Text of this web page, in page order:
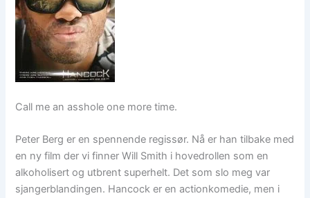
Call me an asshole one more time.
Peter Berg er en spennende regissør. Nå er han tilbake med
en ny film der vi finner Will Smith i hovedrollen som en
alkoholisert og utbrent superhelt. Det som slo meg var
sjangerblandingen. Hancock er en actionkomedie, men i